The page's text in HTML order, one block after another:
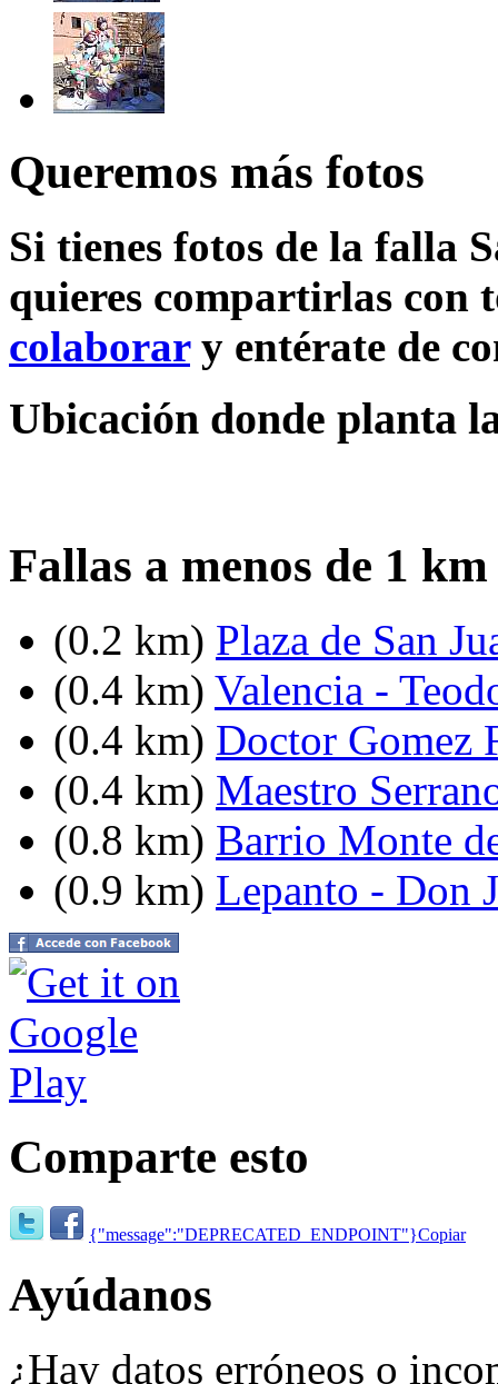
Queremos más fotos
Si tienes fotos de la falla
quieres compartirlas con
colaborary entérate de
Ubicación donde planta
Fallas a menos de 1
(0.2 km) Plaza de San
(0.4 km) Valencia -
(0.4 km) Doctor Gomez
(0.4 km) Maestro
(0.8 km) Barrio Monte
(0.9 km) Lepanto - Don
Comparte esto
{"message":"DEPRECATED_ENDPOINT"}Copiar
Ayúdanos
¿Hay datos erróneos o